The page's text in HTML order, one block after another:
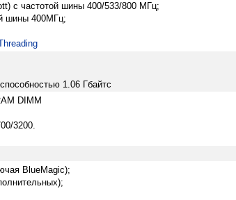
с частотой шины 400/533/800 МГц;
шины 400МГц;
1.06 Гбайтс
DIMM
3200.
BlueMagic);